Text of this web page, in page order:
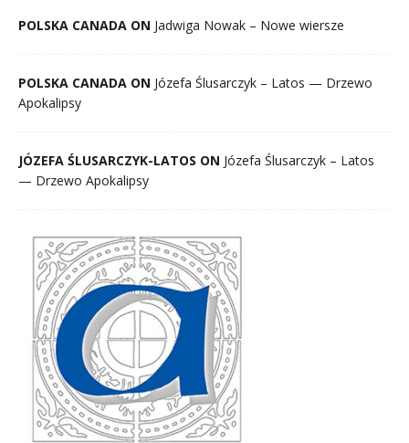
POLSKA CANADA ON Jadwiga Nowak – Nowe wiersze
POLSKA CANADA ON Józefa Ślusarczyk – Latos — Drzewo
Apokalipsy
JÓZEFA ŚLUSARCZYK-LATOS ON Józefa Ślusarczyk – Latos
— Drzewo Apokalipsy